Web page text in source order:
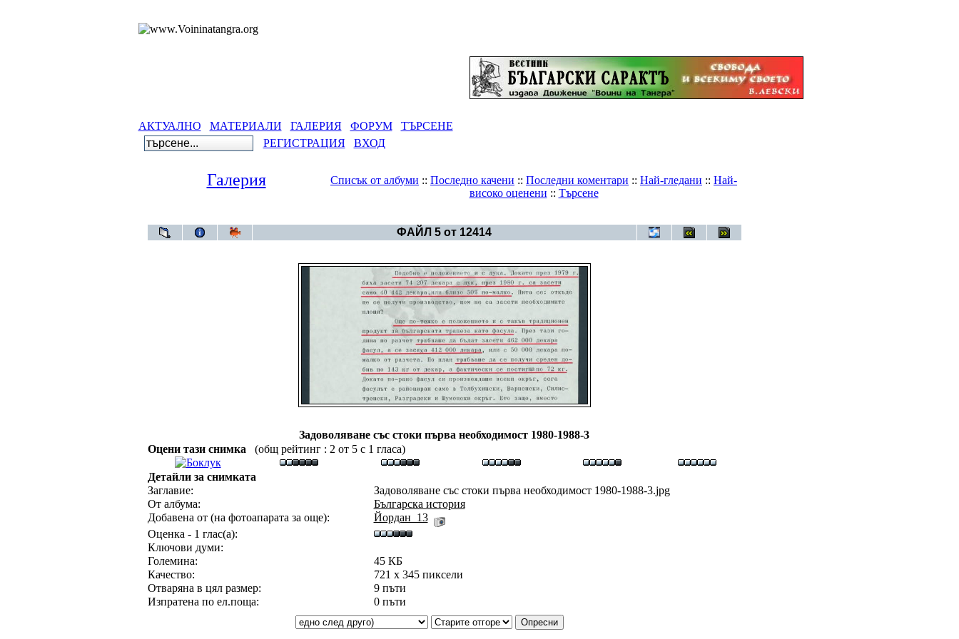
АКТУАЛНО МАТЕРИАЛИ ГАЛЕРИЯ ФОРУМ
ТЪРСЕНЕ
РЕГИСТРАЦИЯ
ВХОД
Галерия Списък от албуми :: Последно качени :: Последни коментари :: Най-гледани :: Най-
високо оценени :: Търсене
ФАЙЛ 5 от 12414
Задоволяване със стоки първа необходимост 1980-1988-3
Оцени тази снимка
(общ рейтинг : 2 от 5 с 1 гласа)
Детайли за снимката
Заглавие:
Задоволяване със стоки първа необходимост 1980-1988-3.jpg
От албума:
Българска история
Добавена от (на фотоапарата за още):
Йордан_13
Оценка - 1 глас(а):
Ключови думи:
Големина:
45 КБ
Качество:
721 x 345 пиксели
Отваряна в цял размер:
9 пъти
Изпратена по ел.поща:
0 пъти